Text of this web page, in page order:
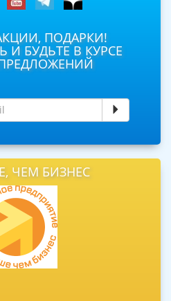
ПОДАРКИ!
БУДЬТЕ В КУРСЕ
ЧЕМ БИЗНЕС